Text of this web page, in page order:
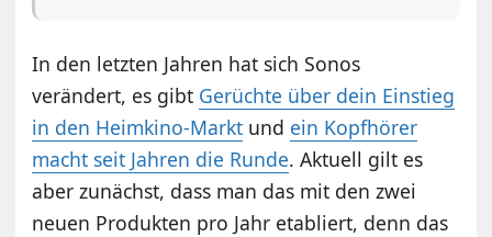
In den letzten Jahren hat sich Sonos
verändert, es gibt Gerüchte über dein Einstieg
in den Heimkino-Markt und ein Kopfhörer
macht seit Jahren die Runde. Aktuell gilt es
aber zunächst, dass man das mit den zwei
neuen Produkten pro Jahr etabliert, denn das